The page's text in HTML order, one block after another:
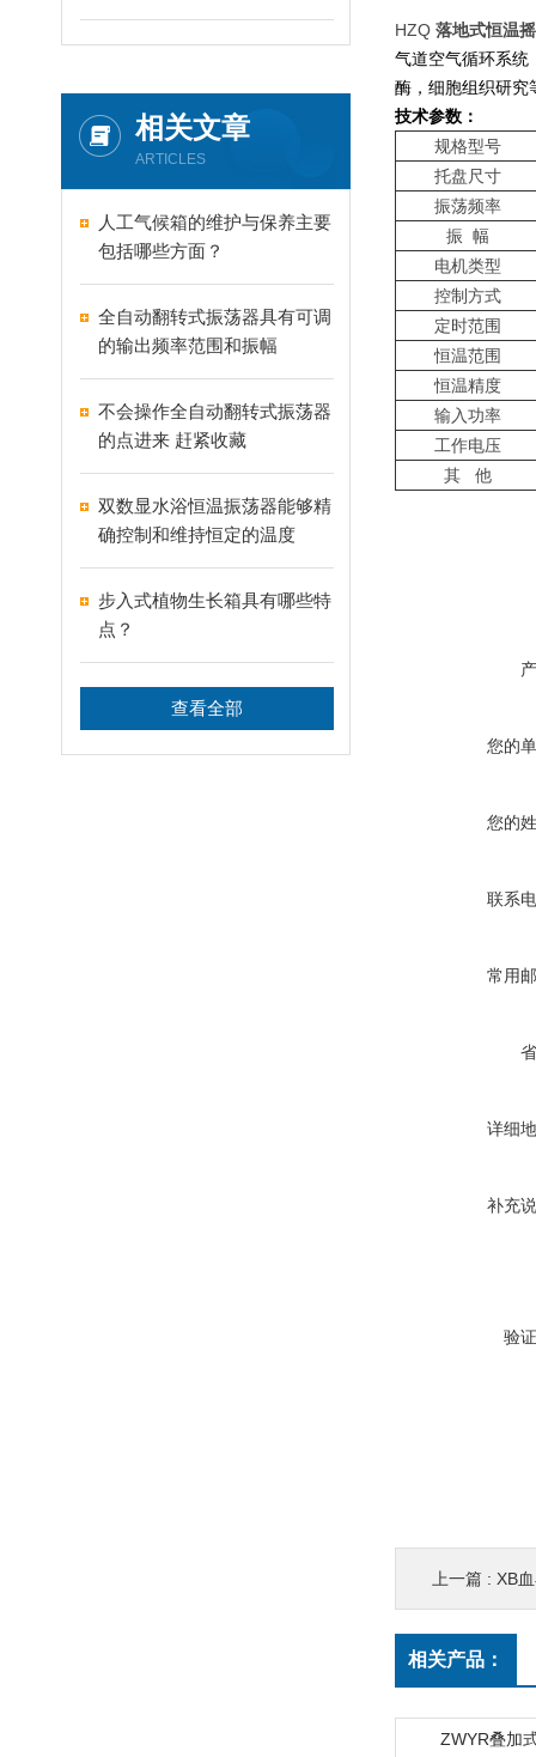
相关文章
ARTICLES
人工气候箱的维护与保养主要
包括哪些方面？
全自动翻转式振荡器具有可调
的输出频率范围和振幅
不会操作全自动翻转式振荡器
的点进来 赶紧收藏
双数显水浴恒温振荡器能够精
确控制和维持恒定的温度
步入式植物生长箱具有哪些特
点？
查看全部
HZQ 落地式恒温
气道空气循环系统
酶，细胞组织研究
技术参数：
规格型号
托盘尺寸
振荡频率
振 幅
电机类型
控制方式
定时范围
恒温范围
恒温精度
输入功率
工作电压
其 他
您的
您的
联系
常用
详细
补充
验
上一篇 : XB
相关产品：
ZWYR叠加